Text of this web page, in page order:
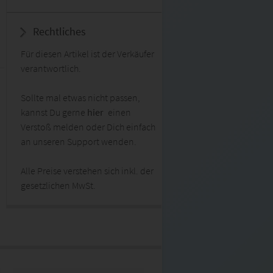
Rechtliches
Für diesen Artikel ist der Verkäufer
verantwortlich.
Sollte mal etwas nicht passen,
kannst Du gerne hier einen
Verstoß melden oder Dich einfach
an unseren Support wenden.
Alle Preise verstehen sich inkl. der
gesetzlichen MwSt.